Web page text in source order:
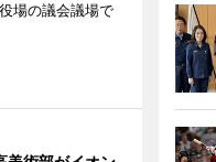
場の議会議場で